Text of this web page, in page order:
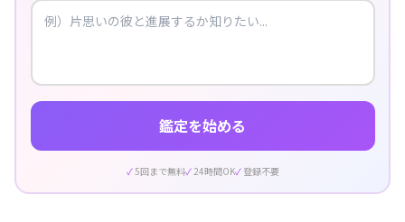
鑑定を始める
5回まで無料 24時間OK 登録不要